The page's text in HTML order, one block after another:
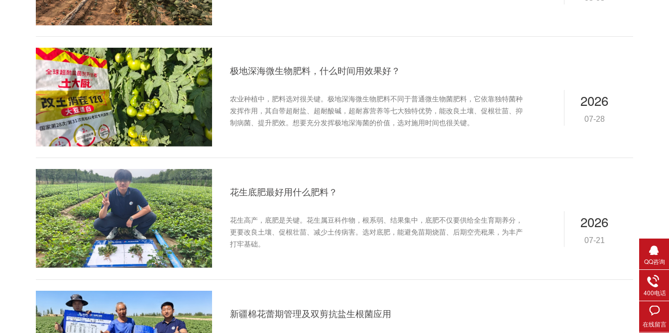
2026
07-28
极地深海微生物肥料，什么时间用效果好？
农业种植中，肥料选对很关键。极地深海微生物肥料不同于普通微生物菌肥料，它依靠独特菌种
发挥作用，其自带超耐盐、超耐酸碱，超耐寡营养等七大独特优势，能改良土壤、促根壮苗、抑
制病菌、提升肥效。想要充分发挥极地深海菌的价值，选对施用时间也很关键。
2026
07-21
花生底肥最好用什么肥料？
花生高产，底肥是关键。花生属豆科作物，根系弱、结果集中，底肥不仅要供给全生育期养分，
更要改良土壤、促根壮苗、减少土传病害。选对底肥，能避免苗期烧苗、后期空壳秕果，为丰产
打牢基础。
新疆棉花蕾期管理及双剪抗盐生根菌应用
QQ咨询
400电话
在线留言